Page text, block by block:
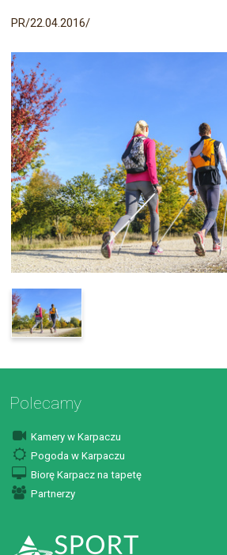
PR/22.04.2016/
Polecamy
Kamery w Karpaczu
Pogoda w Karpaczu
Biorę Karpacz na tapetę
Partnerzy